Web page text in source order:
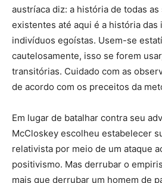
austríaca diz: a história de todas as
existentes até aqui é a história das
indivíduos egoístas. Usem-se
cautelosamente, isso se forem
transitórias. Cuidado com as
de acordo com os preceitos da
Em lugar de batalhar contra seu
McCloskey escolheu estabelecer
relativista por meio de um ataque
positivismo. Mas derrubar o
mais que derrubar um homem de